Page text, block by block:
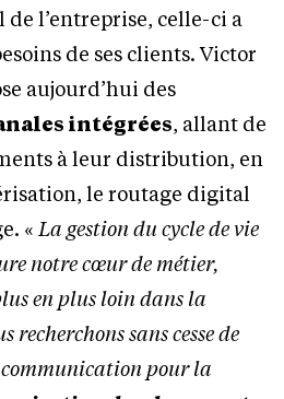
l’entreprise, celle-ci a
de ses clients. Victor
aujourd’hui des
intégrées, allant de
à leur distribution, en
le routage digital
« La gestion du cycle de vie
notre cœur de métier,
en plus loin dans la
recherchons sans cesse de
pour la